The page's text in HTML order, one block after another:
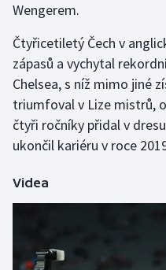
Plavání
Plážový volejbal
Ragby
Rychlobruslení
Short track
Wengerem.
Čtyřicetiletý Čech v
zápasů a vychytal
Chelsea, s níž mimo jiné
triumfoval v Lize mistrů,
čtyři ročníky přidal v
ukončil kariéru v roce
Videa